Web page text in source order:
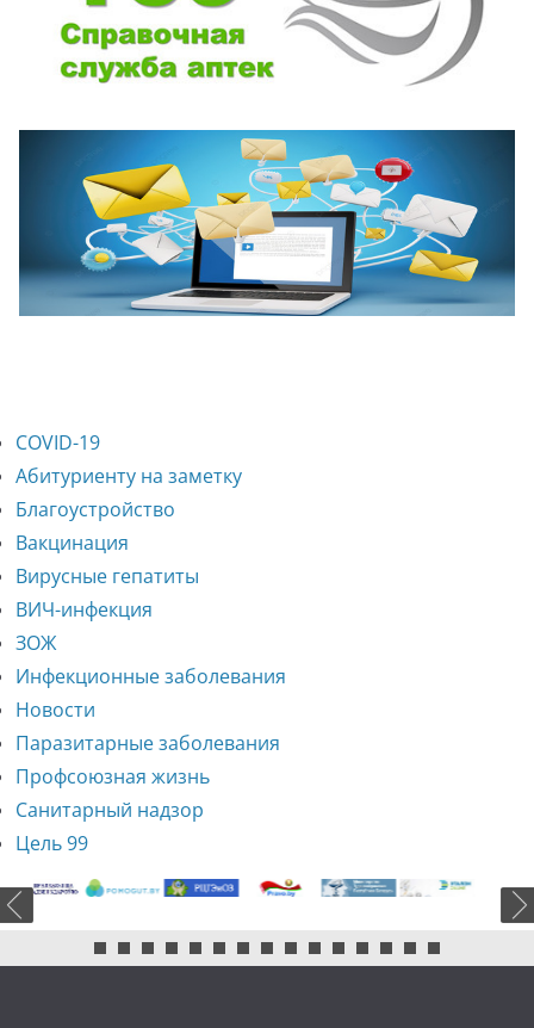
COVID-19
Абитуриенту на заметку
Благоустройство
Вакцинация
Вирусные гепатиты
ВИЧ-инфекция
ЗОЖ
Инфекционные заболевания
Новости
Паразитарные заболевания
Профсоюзная жизнь
Санитарный надзор
Цель 99